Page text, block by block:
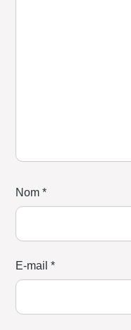
Nom*
E-mail*